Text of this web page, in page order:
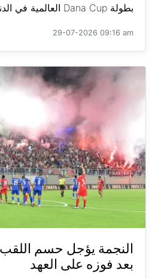
بطولة Dana Cup العالمية في الدنمارك لفئة...
29-07-2026 09:16 am
النجمة يؤجل حسم اللقب
بعد فوزه على العهد